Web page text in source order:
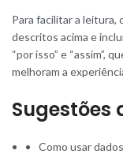
Para facilitar a
descritos acima e
“por isso” e “assim”,
melhoram a
Sugestões
Como usar